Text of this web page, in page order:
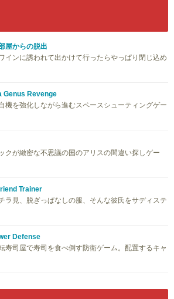
屋からの脱出
インに誘われて出かけて行ったらやっぱり閉じ込め
Genus Revenge
機を強化しながら進むスペースシューティングゲー
クが緻密な不思議の国のアリスの間違い探しゲー
Trainer
ラ見、脱ぎっぱなしの服、そんな彼氏をサディステ
Defense
寿司屋で寿司を食べ倒す防衛ゲーム。配置するキャ